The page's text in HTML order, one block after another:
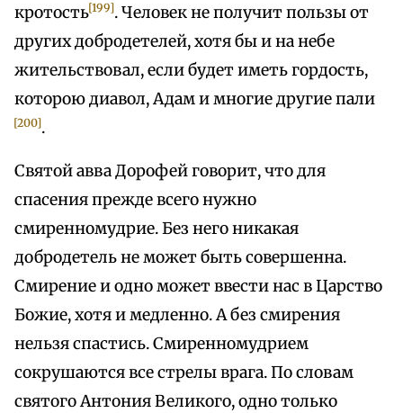
кротость[199]. Человек не получит пользы от
других добродетелей, хотя бы и на небе
жительствовал, если будет иметь гордость,
которою диавол, Адам и многие другие пали
[200].
Святой авва Дорофей говорит, что для
спасения прежде всего нужно
смиренномудрие. Без него никакая
добродетель не может быть совершенна.
Смирение и одно может ввести нас в Царство
Божие, хотя и медленно. А без смирения
нельзя спастись. Смиренномудрием
сокрушаются все стрелы врага. По словам
святого Антония Великого, одно только